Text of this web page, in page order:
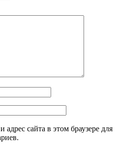
сайта в этом браузере для